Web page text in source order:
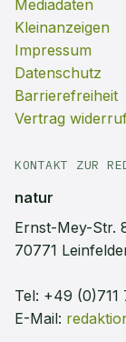
Mediadaten
Kleinanzeigen
Impressum
Datenschutz
Barrierefreiheit
Vertrag
KONTAKT ZUR
natur
Ernst-Mey-Str.
70771
Tel: +49 (0)711
E-Mail: